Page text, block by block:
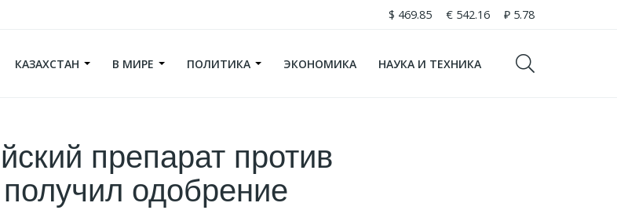
$ 469.85 € 542.16 ₽ 5.78
КАЗАХСТАН В МИРЕ ПОЛИТИКА ЭКОНОМИКА НАУКА И ТЕХНИКА
препарат против
одобрение